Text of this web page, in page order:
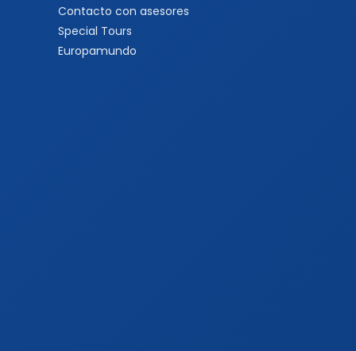
Contacto con asesores
Special Tours
Europamundo